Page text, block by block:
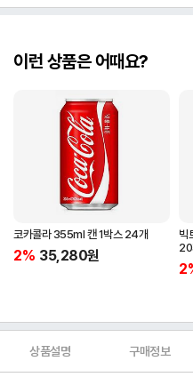
이런 상품은 어때요?
코카콜라 355ml 캔 1박스 24개
2% 35,280원
빅
20
상품설명 구매정보